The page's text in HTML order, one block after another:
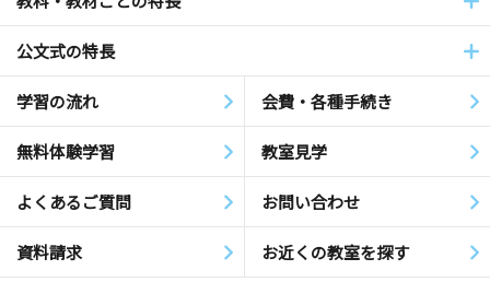
公文式の特長
学習の流れ 会費・各種手続き
無料体験学習 教室見学
よくあるご質問 お問い合わせ
資料請求 お近くの教室を探す